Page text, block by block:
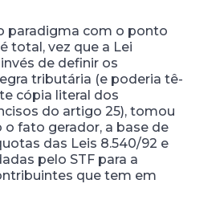
paradigma com o ponto
total, vez que a Lei
invés de definir os
tributária (e poderia tê-
cópia literal dos
do artigo 25), tomou
fato gerador, a base de
das Leis 8.540/92 e
pelo STF para a
que tem em